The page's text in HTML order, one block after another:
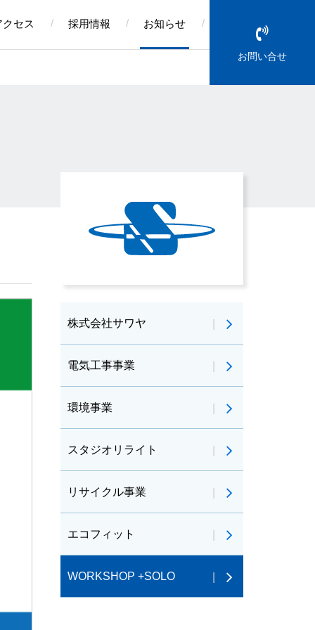
クセス 採用情報 お知らせ
お問い合せ
株式会社サワヤ
電気工事事業
環境事業
スタジオリライト
リサイクル事業
エコフィット
WORKSHOP +SOLO